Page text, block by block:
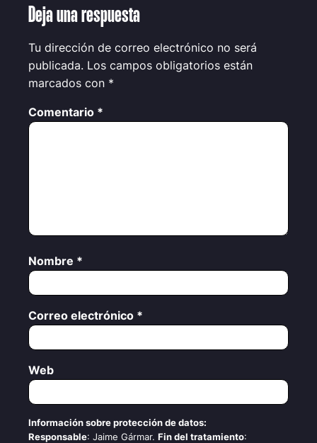
Deja una respuesta
Tu dirección de correo electrónico no será
publicada. Los campos obligatorios están
marcados con *
Comentario *
Nombre *
Correo electrónico *
Web
Información sobre protección de datos:
Responsable: Jaime Gármar. Fin del tratamiento: